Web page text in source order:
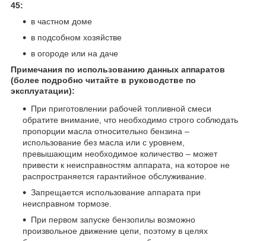
45:
в частном доме
в подсобном хозяйстве
в огороде или на даче
Примечания по использованию данных аппаратов
(более подробно читайте в руководстве по
эксплуатации):
При приготовлении рабочей топливной смеси
обратите внимание, что необходимо строго соблюдать
пропорции масла относительно бензина –
использование без масла или с уровнем,
превышающим необходимое количество – может
привести к неисправностям аппарата, на которое не
распространяется гарантийное обслуживание.
Запрещается использование аппарата при
неисправном тормозе.
При первом запуске бензопилы возможно
произвольное движение цепи, поэтому в целях